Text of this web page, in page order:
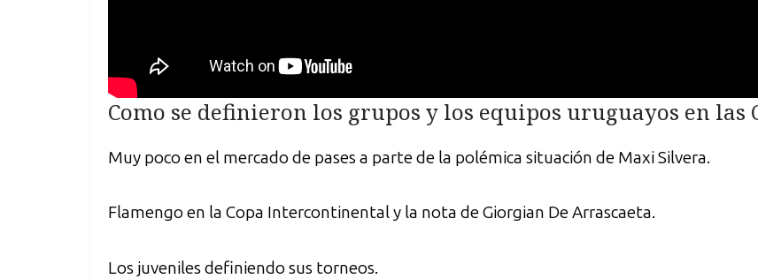
Como se definieron los grupos y los equipos uruguayos en las
Muy poco en el mercado de pases a parte de la polémica situación de Maxi Silvera.
Flamengo en la Copa Intercontinental y la nota de Giorgian De Arrascaeta.
Los juveniles definiendo sus torneos.